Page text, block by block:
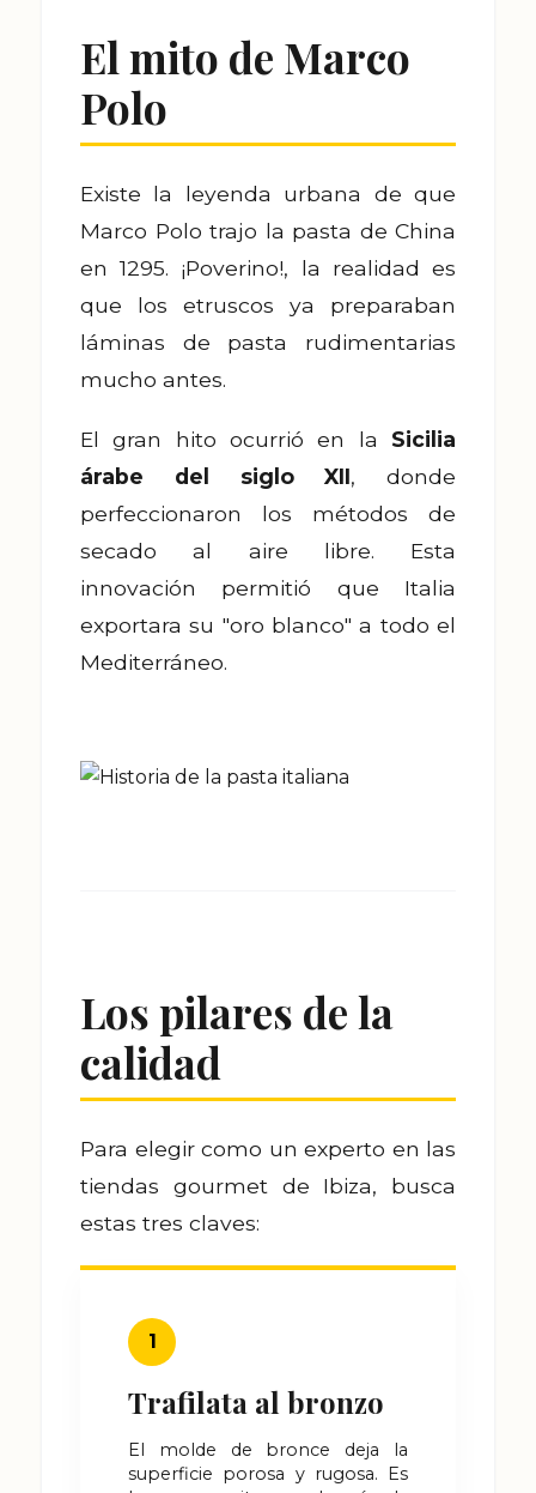
El mito de Marco
Polo
Existe la leyenda urbana de que
Marco Polo trajo la pasta de China
en 1295. ¡Poverino!, la realidad es
que los etruscos ya preparaban
láminas de pasta rudimentarias
mucho antes.
El gran hito ocurrió en la Sicilia
árabe del siglo XII, donde
perfeccionaron los métodos de
secado al aire libre. Esta
innovación permitió que Italia
exportara su "oro blanco" a todo el
Mediterráneo.
Los pilares de la
calidad
Para elegir como un experto en las
tiendas gourmet de Ibiza, busca
estas tres claves:
1
Trafilata al bronzo
El molde de bronce deja la
superficie porosa y rugosa. Es